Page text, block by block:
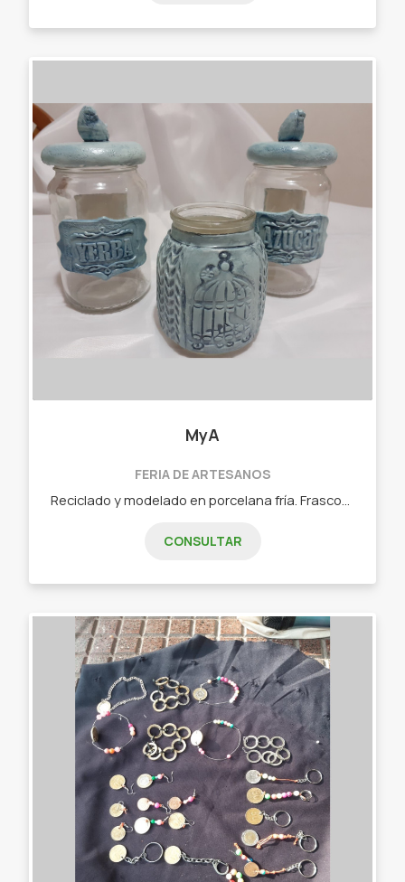
MyA
FERIA DE ARTESANOS
CONSULTAR